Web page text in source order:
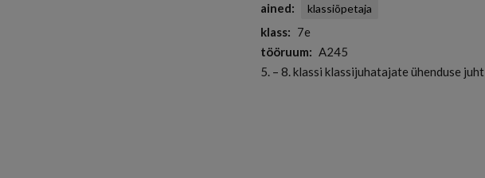
ained
klassiõpetaja
klass
7e
tööruum
A245
5. – 8. klassi klassijuhatajate ühenduse juht